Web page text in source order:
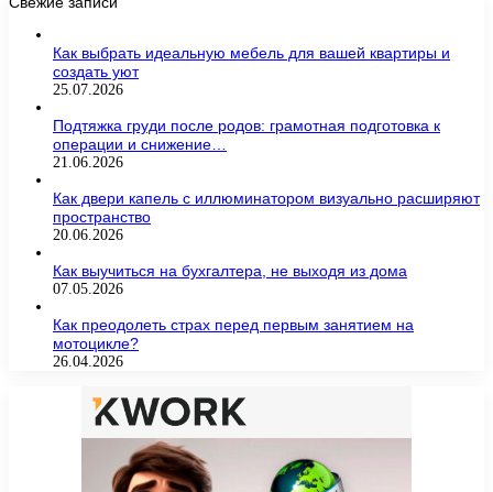
Как выбрать идеальную мебель для вашей квартиры и
создать уют
25.07.2026
Подтяжка груди после родов: грамотная подготовка к
операции и снижение…
21.06.2026
Как двери капель с иллюминатором визуально расширяют
пространство
20.06.2026
Как выучиться на бухгалтера, не выходя из дома
07.05.2026
Как преодолеть страх перед первым занятием на
мотоцикле?
26.04.2026